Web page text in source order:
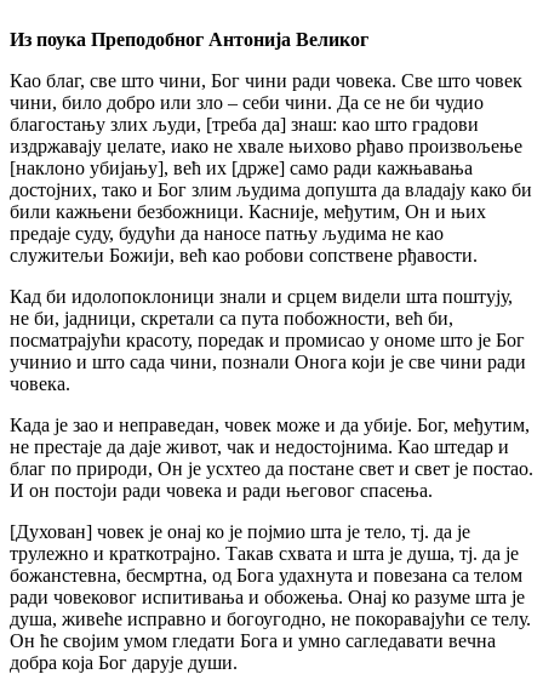
Из поука Преподобног Антонија Великог
Као благ, све што чини, Бог чини ради човека. Све што човек
чини, било добро или зло – себи чини. Да се не би чудио
благостању злих људи, [треба да] знаш: као што градови
издржавају џелате, иако не хвале њихово рђаво произвољење
[наклоно убијању], већ их [држе] само ради кажњавања
достојних, тако и Бог злим људима допушта да владају како би
били кажњени безбожници. Касније, међутим, Он и њих
предаје суду, будући да наносе патњу људима не као
служитељи Божији, већ као робови сопствене рђавости.
Кад би идолопоклоници знали и срцем видели шта поштују,
не би, јадници, скретали са пута побожности, већ би,
посматрајући красоту, поредак и промисао у ономе што је Бог
учинио и што сада чини, познали Онога који је све чини ради
човека.
Када је зао и неправедан, човек може и да убије. Бог, међутим,
не престаје да даје живот, чак и недостојнима. Као штедар и
благ по природи, Он је усхтео да постане свет и свет је постао.
И он постоји ради човека и ради његовог спасења.
[Духован] човек је онај ко је појмио шта је тело, тј. да је
трулежно и краткотрајно. Такав схвата и шта је душа, тј. да је
божанстевна, бесмртна, од Бога удахнута и повезана са телом
ради човековог испитивања и обожења. Онај ко разуме шта је
душа, живеће исправно и богоугодно, не покоравајући се телу.
Он ће својим умом гледати Бога и умно сагледавати вечна
добра која Бог дарује души.